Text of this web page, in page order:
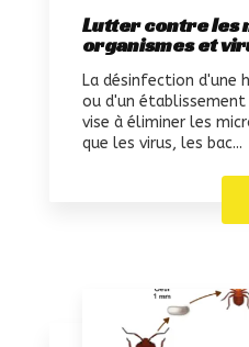
Lutter contre les
organismes et
La désinfection d'une
ou d'un
vise à éliminer les
que les virus, les bac...